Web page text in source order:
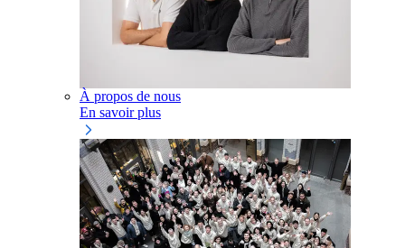
À propos de nous
En savoir plus